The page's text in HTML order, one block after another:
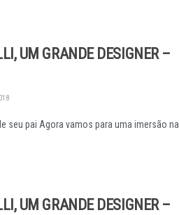
UM GRANDE DESIGNER –
seu pai Agora vamos para uma imersão na
UM GRANDE DESIGNER –